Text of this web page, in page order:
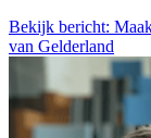
Bekijk bericht:
van Gelderland